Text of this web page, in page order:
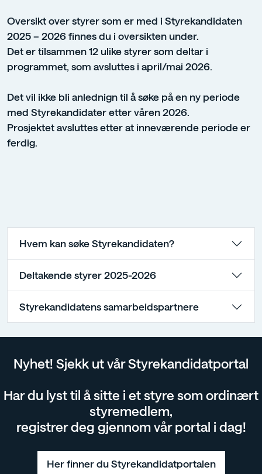
Oversikt over styrer som er med i Styrekandidaten
2025 – 2026 finnes du i oversikten under.
Det er tilsammen 12 ulike styrer som deltar i
programmet, som avsluttes i april/mai 2026.
Det vil ikke bli anlednign til å søke på en ny periode
med Styrekandidater etter våren 2026.
Prosjektet avsluttes etter at inneværende periode er
ferdig.
Hvem kan søke Styrekandidaten?
Deltakende styrer 2025-2026
Styrekandidatens samarbeidspartnere
Nyhet! Sjekk ut vår Styrekandidatportal
Har du lyst til å sitte i et styre som ordinært
styremedlem,
registrer deg gjennom vår portal i dag!
Her finner du Styrekandidatportalen